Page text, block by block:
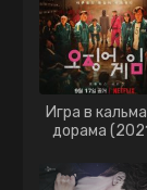
Игра в
дорама